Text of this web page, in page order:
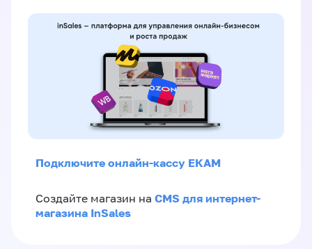
Подключите онлайн-кассу ЕКАМ
Создайте магазин на CMS для интернет-
магазина InSales